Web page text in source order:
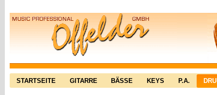
STARTSEITE GITARRE BÄSSE KEYS P.A.